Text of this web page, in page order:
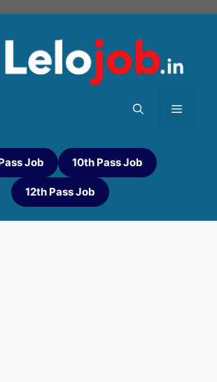
Job 10th Pass Job
12th Pass Job